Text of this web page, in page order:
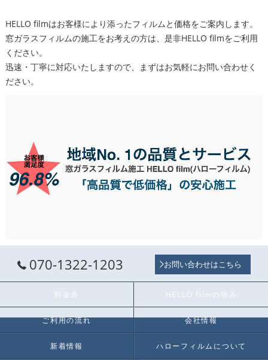
HELLO filmはお客様により添ったフィルムと価格をご案内します。
窓ガラスフィルムの施工をお考えの方は、是非HELLO filmをご利用
ください。
迅速・丁寧に対応いたしますので、まずはお気軽にお問い合わせく
ださい。
070-1322-1203 お問い合わせはこちら
料金表 HELLO filmの強み
ご利用の流れ 会社情報
新着情報 ハローフィルムについて